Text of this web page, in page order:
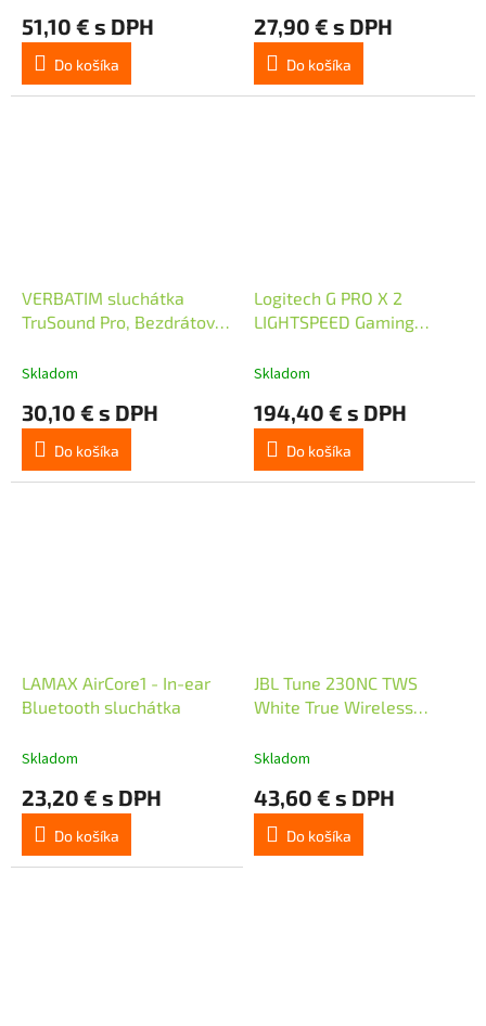
51,10 € s DPH
Do košíka
27,90 € s DPH
Do košíka
VERBATIM sluchátka
TruSound Pro, Bezdrátová,
Skladom
30,10 € s DPH
Do košíka
Logitech G PRO X 2
LIGHTSPEED Gaming
RF 2.4GHz, černá
Skladom
194,40 € s DPH
Do košíka
LAMAX AirCore1 - In-ear
Bluetooth sluchátka
Skladom
23,20 € s DPH
Do košíka
JBL Tune 230NC TWS
White True Wireless
hluku, 16 ohm, Bluetooth
Skladom
43,60 € s DPH
Do košíka